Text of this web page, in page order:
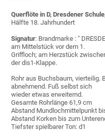
Querflöte in D, Dresdener Schule
Hälfte 18. Jahrhundert
Signatur: Brandmarke : "
am Mittelstück vor dem 1.
Griffloch; am Herzstück
der dis1-Klappe.
Rohr aus Buchsbaum, vierteilig.
abnehmend. Fuß selbst sich
wieder etwas erweiternd.
Gesamte Rohrlänge 61,9 cm
Abstand Mundlochmittelpunkt
Abstand Korken bis zum
Tiefster spielbarer Ton: d1